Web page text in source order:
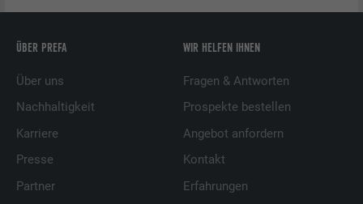
ÜBER PREFA
Über uns
Nachhaltigkeit
Karriere
Presse
Partner
WIR HELFEN IHNEN
Fragen & Antworten
Prospekte bestellen
Angebot anfordern
Kontakt
Erfahrungen